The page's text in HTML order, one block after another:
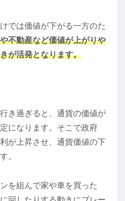
では価値が下がる一方のた
不動産など価値が上がりや
が活発となります。
き過ぎると、通貨の価値が
になります。そこで政府
が上昇させ、通貨価値の下
。
を組んで家や車を買った